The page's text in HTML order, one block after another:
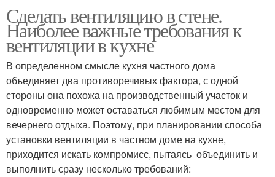
Сделать вентиляцию в стене.
Наиболее важные требования к
вентиляции в кухне
В определенном смысле кухня частного дома
объединяет два противоречивых фактора, с одной
стороны она похожа на производственный участок и
одновременно может оставаться любимым местом для
вечернего отдыха. Поэтому, при планировании способа
установки вентиляции в частном доме на кухне,
приходится искать компромисс, пытаясь объединить и
выполнить сразу несколько требований: